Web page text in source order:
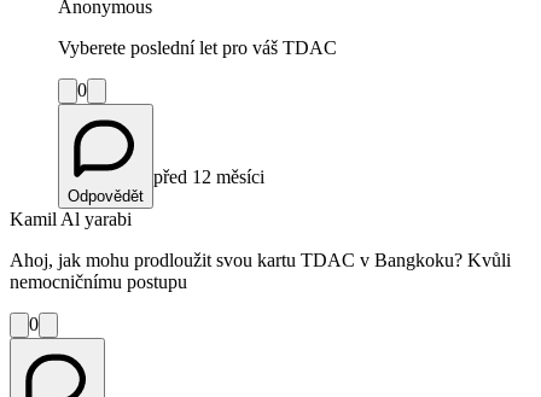
Anonymous
Vyberete poslední let pro váš TDAC
0
Odpovědět
před 12 měsíci
Kamil Al yarabi
Ahoj, jak mohu prodloužit svou kartu TDAC v Bangkoku? Kvůli
nemocničnímu postupu
0